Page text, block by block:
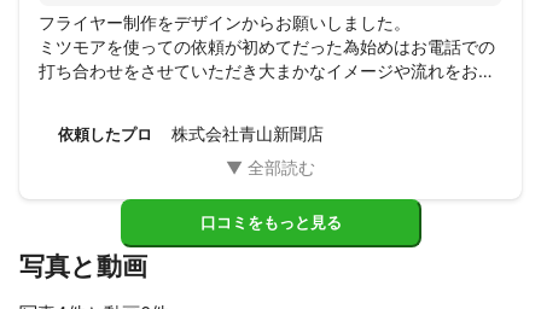
フライヤー制作をデザインからお願いしました。
ミツモアを使っての依頼が初めてだった為始めはお電話での
打ち合わせをさせていただき大まかなイメージや流れをお話
細かい日程調節を細かくこちらに報告くださり、大変助かり
ました。またチラシの用途をお伝えした所、追加内容はこう
頂いたり、積極的に行っていただきました。予算内に収まる
デザインにして頂いたり、大変助かりました。
今後、もしこちらで別のチラシを作る場合は御社にまたお願
依頼したプロ 株式会社青山新聞店
口コミをもっと見る
写真と動画